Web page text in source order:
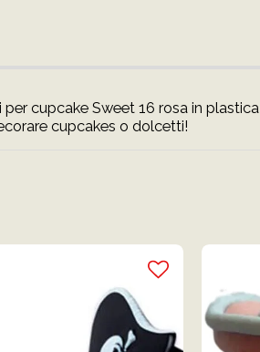
per cupcake Sweet 16 rosa in plastica
cupcakes o dolcetti!